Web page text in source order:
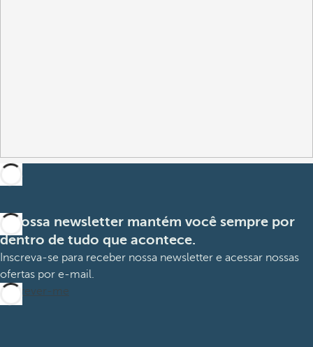
A nossa newsletter mantém você sempre por
dentro de tudo que acontece.
Inscreva-se para receber nossa newsletter e acessar nossas
ofertas por e-mail.
Inscrever-me